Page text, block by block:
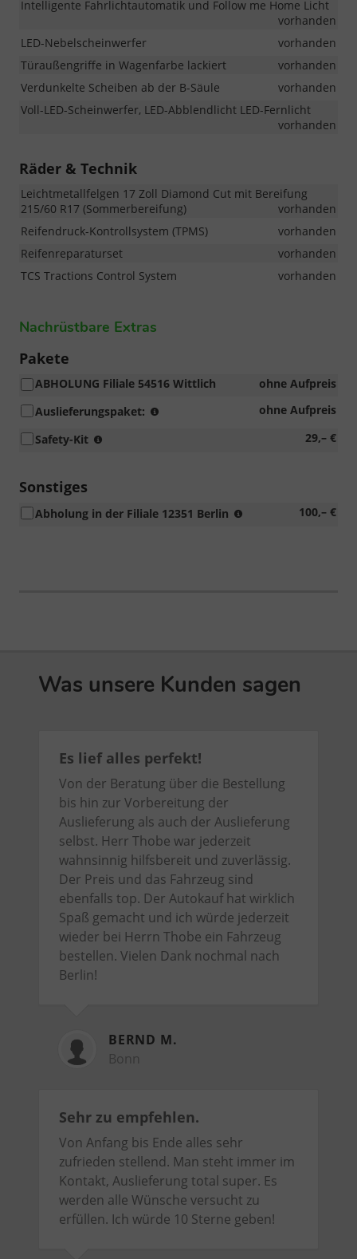
Intelligente Fahrlichtautomatik und Follow me Home Licht
vorhanden
LED-Nebelscheinwerfer
vorhanden
Türaußengriffe in Wagenfarbe lackiert
vorhanden
Verdunkelte Scheiben ab der B-Säule
vorhanden
Voll-LED-Scheinwerfer, LED-Abblendlicht LED-Fernlicht
vorhanden
Räder & Technik
Leichtmetallfelgen 17 Zoll Diamond Cut mit Bereifung
215/60 R17 (Sommerbereifung)
vorhanden
Reifendruck-Kontrollsystem (TPMS)
vorhanden
Reifenreparaturset
vorhanden
TCS Tractions Control System
vorhanden
Nachrüstbare Extras
Pakete
ohne Aufpreis
ABHOLUNG Filiale 54516 Wittlich
ohne Aufpreis
Auslieferungspaket:
Fahrzeugaufbereitung
Bordcomputer,
29,– €
Safety-Kit
Kombitasche
Sonstiges
100,– €
Abholung in der Filiale 12351 Berlin
Was unsere Kunden sagen
Es lief alles perfekt!
Von der Beratung über die Bestellung
bis hin zur Vorbereitung der
Auslieferung als auch der Auslieferung
selbst. Herr Thobe war jederzeit
wahnsinnig hilfsbereit und zuverlässig.
Der Preis und das Fahrzeug sind
ebenfalls top. Der Autokauf hat wirklich
Spaß gemacht und ich würde jederzeit
wieder bei Herrn Thobe ein Fahrzeug
bestellen. Vielen Dank nochmal nach
Berlin!
BERND M.
Bonn
Sehr zu empfehlen.
Von Anfang bis Ende alles sehr
zufrieden stellend. Man steht immer im
Kontakt, Auslieferung total super. Es
werden alle Wünsche versucht zu
erfüllen. Ich würde 10 Sterne geben!